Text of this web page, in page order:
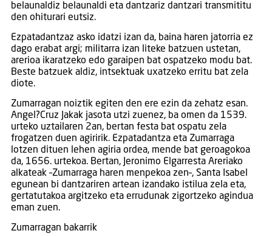
belaunaldiz belaunaldi eta dantzariz dantzari transmititu
den ohiturari eutsiz.
Ezpatadantzaz asko idatzi izan da, baina haren jatorria ez
dago erabat argi; militarra izan liteke batzuen ustetan,
arerioa ikaratzeko edo garaipen bat ospatzeko modu bat.
Beste batzuek aldiz, intsektuak uxatzeko erritu bat zela
diote.
Zumarragan noiztik egiten den ere ezin da zehatz esan.
Angel?Cruz Jakak jasota utzi zuenez, ba omen da 1539.
urteko uztailaren 2an, bertan festa bat ospatu zela
frogatzen duen agiririk. Ezpatadantza eta Zumarraga
lotzen dituen lehen agiria ordea, mende bat geroagokoa
da, 1656. urtekoa. Bertan, Jeronimo Elgarresta Areriako
alkateak –Zumarraga haren menpekoa zen–, Santa Isabel
egunean bi dantzariren artean izandako istilua zela eta,
gertatutakoa argitzeko eta errudunak zigortzeko agindua
eman zuen.
Zumarragan bakarrik